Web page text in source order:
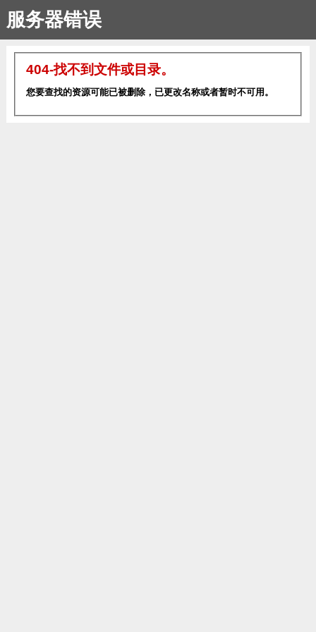
服务器错误
404-找不到文件或目录。
您要查找的资源可能已被删除，已更改名称或者暂时不可用。